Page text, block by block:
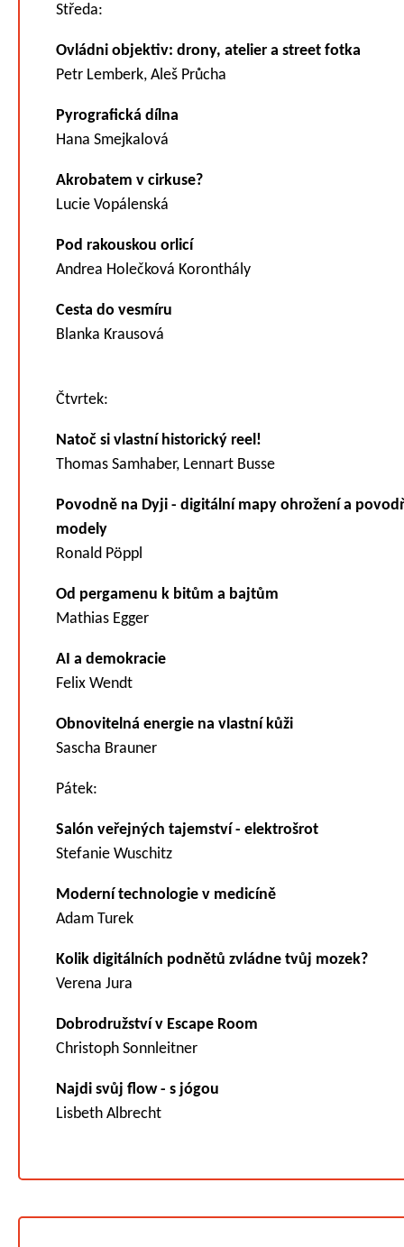
Středa:
Ovládni objektiv: drony, atelier a street fotka
Petr Lemberk, Aleš Průcha
Pyrografická dílna
Hana Smejkalová
Akrobatem v cirkuse?
Lucie Vopálenská
Pod rakouskou orlicí
Andrea Holečková Koronthály
Cesta do vesmíru
Blanka Krausová
Čtvrtek:
Natoč si vlastní historický reel!
Thomas Samhaber, Lennart Busse
Povodně na Dyji - digitální mapy ohrožení a
modely
Ronald Pöppl
Od pergamenu k bitům a bajtům
Mathias Egger
AI a demokracie
Felix Wendt
Obnovitelná energie na vlastní kůži
Sascha Brauner
Pátek:
Salón veřejných tajemství - elektrošrot
Stefanie Wuschitz
Moderní technologie v medicíně
Adam Turek
Kolik digitálních podnětů zvládne tvůj mozek?
Verena Jura
Dobrodružství v Escape Room
Christoph Sonnleitner
Najdi svůj flow - s jógou
Lisbeth Albrecht